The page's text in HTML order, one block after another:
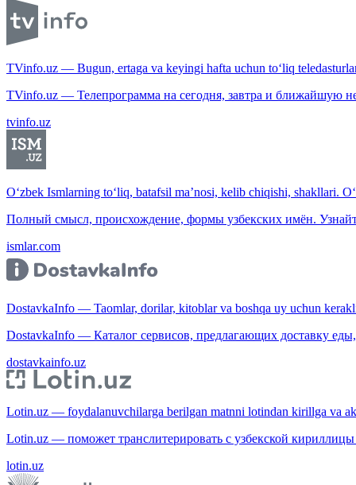
TVinfo.uz — Bugun, ertaga va keyingi hafta uchun to‘liq
TVinfo.uz — Телепрограмма на сегодня, завтра и ближайшую
tvinfo.uz
O‘zbek Ismlarning to‘liq, batafsil ma’nosi, kelib chiqishi, shakllari.
Полный смысл, происхождение, формы узбекских имён.
ismlar.com
DostavkaInfo — Taomlar, dorilar, kitoblar va boshqa uy uchun
DostavkaInfo — Каталог сервисов, предлагающих доставку
dostavkainfo.uz
Lotin.uz — foydalanuvchilarga berilgan matnni lotindan kirillga va
Lotin.uz — поможет транслитерировать с узбекской
lotin.uz